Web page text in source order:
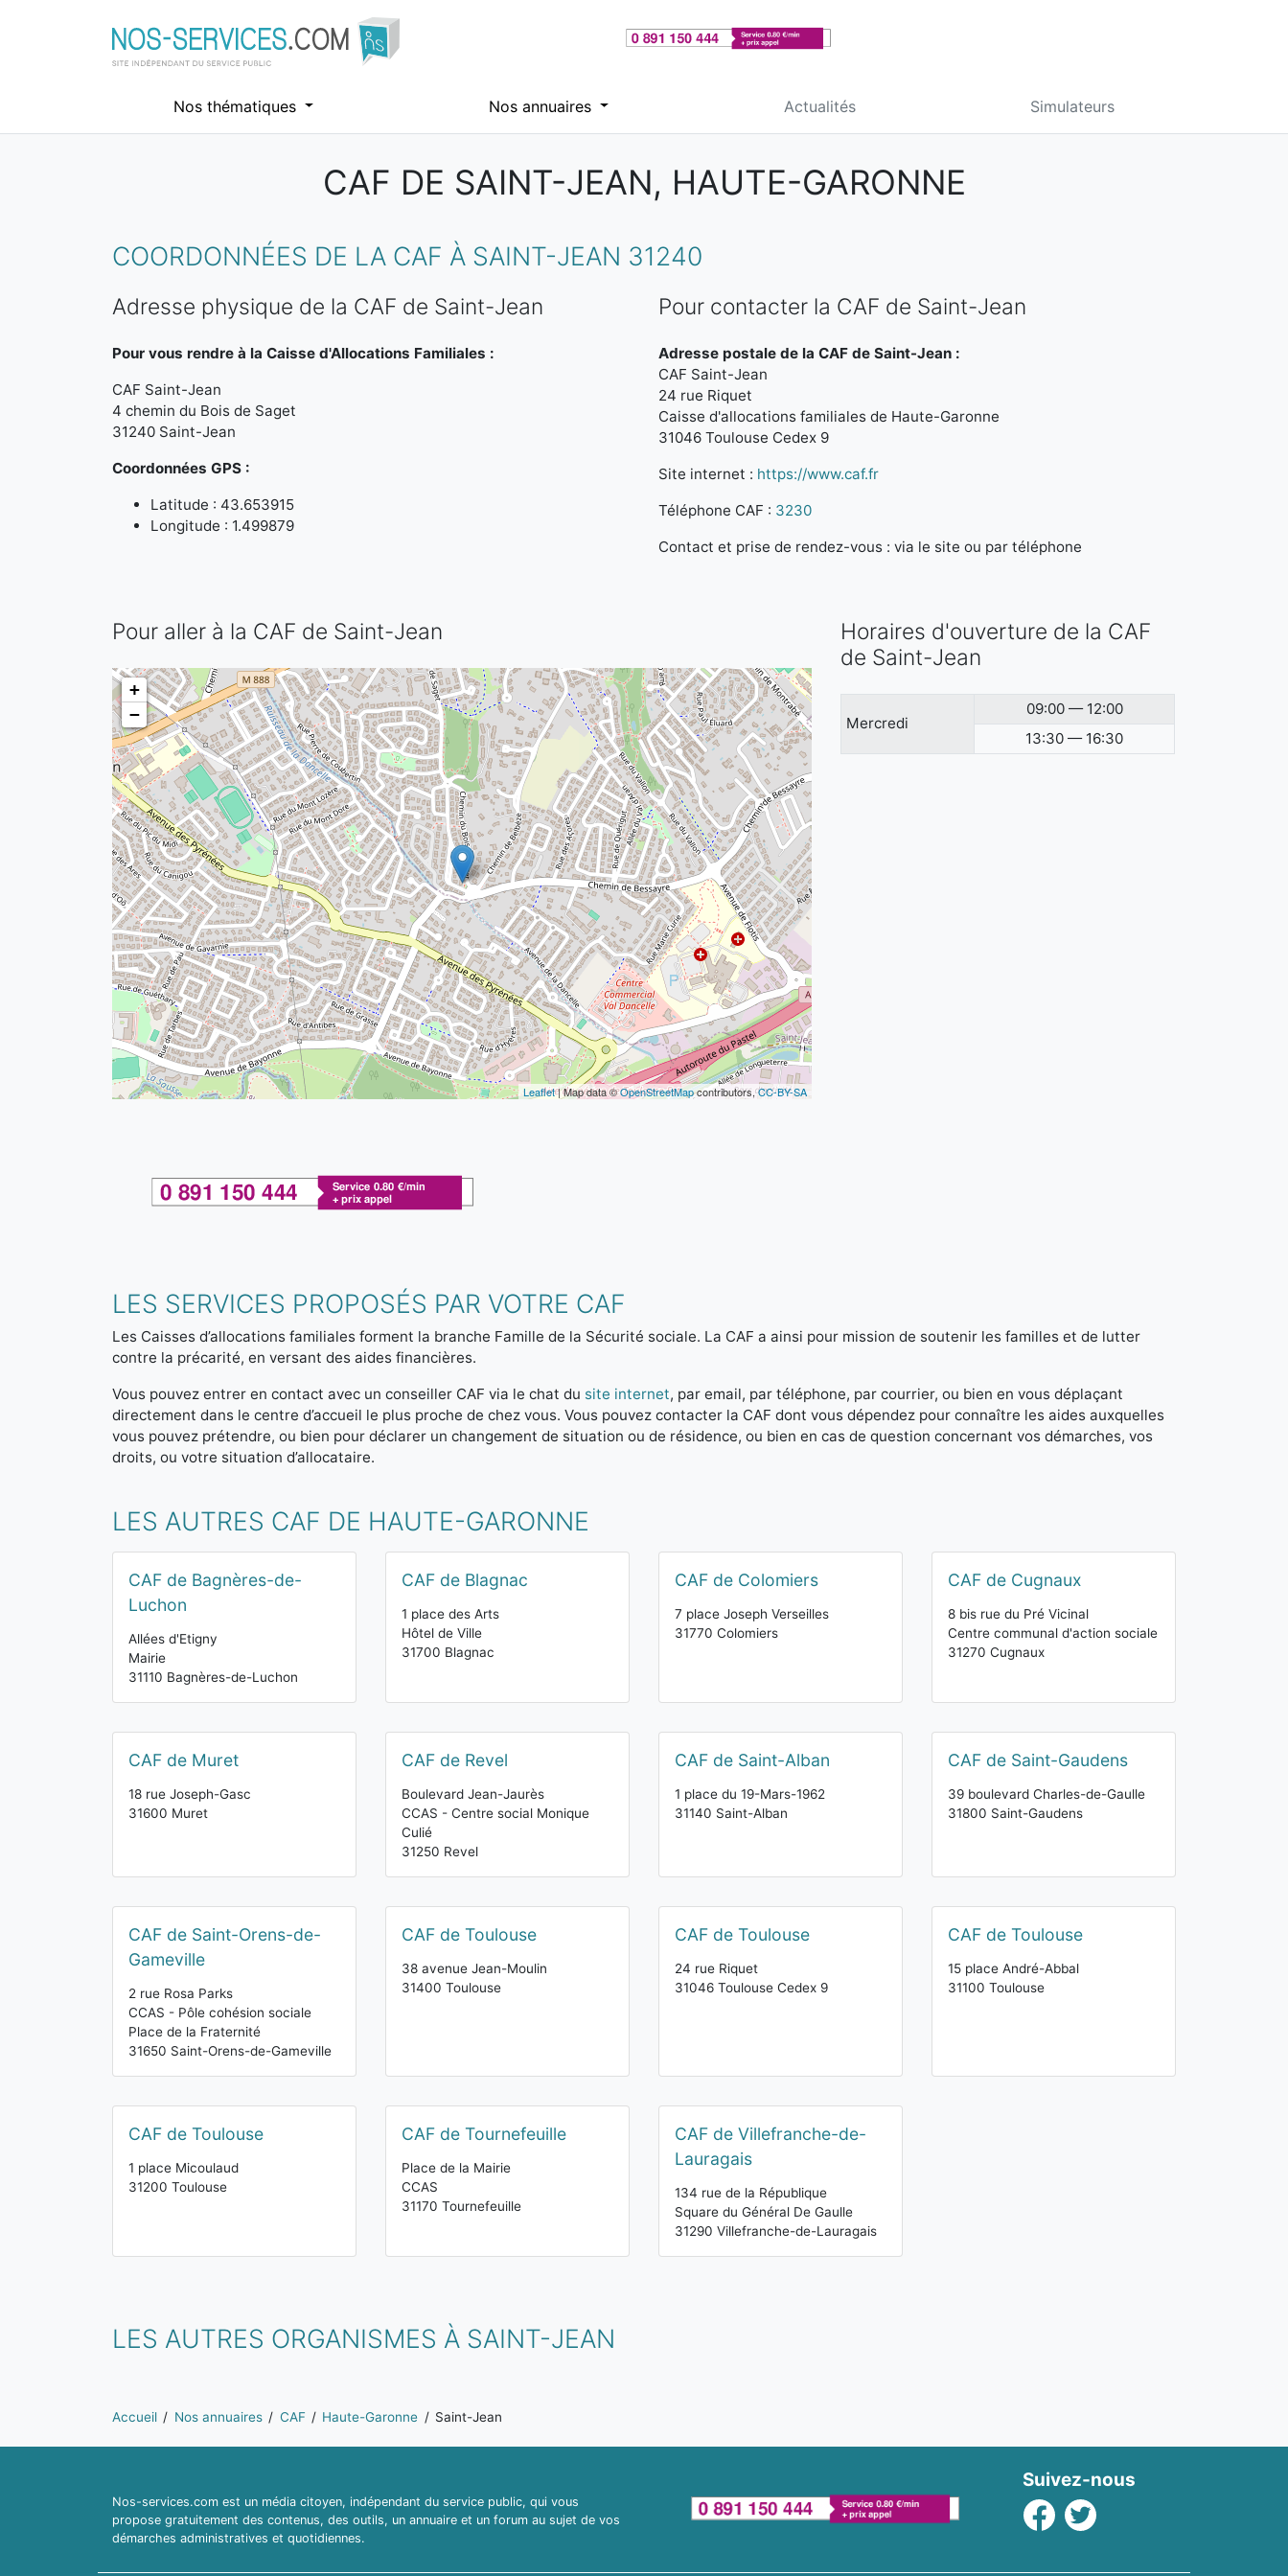
Nos thématiques Nos annuaires Actualités Simulateurs
CAF DE SAINT-JEAN, HAUTE-GARONNE
COORDONNÉES DE LA CAF À SAINT-JEAN 31240
Adresse physique de la CAF de Saint-Jean
Pour vous rendre à la Caisse d'Allocations Familiales :
CAF Saint-Jean
4 chemin du Bois de Saget
31240 Saint-Jean
Coordonnées GPS :
Latitude : 43.653915
Longitude : 1.499879
Pour contacter la CAF de Saint-Jean
Adresse postale de la CAF de Saint-Jean :
CAF Saint-Jean
24 rue Riquet
Caisse d'allocations familiales de Haute-Garonne
31046 Toulouse Cedex 9
Site internet : https://www.caf.fr
Téléphone CAF : 3230
Contact et prise de rendez-vous : via le site ou par téléphone
Pour aller à la CAF de Saint-Jean
+
−
Leaflet| Map data ©OpenStreetMapcontributors,CC-BY-SA
Horaires d'ouverture de la CAF
de Saint-Jean
Mercredi
09:00 — 12:00
13:30 — 16:30
LES SERVICES PROPOSÉS PAR VOTRE CAF
Les Caisses d’allocations familiales forment la branche Famille de la Sécurité sociale. La CAF a ainsi pour mission de soutenir les familles et de lutter
contre la précarité, en versant des aides financières.
Vous pouvez entrer en contact avec un conseiller CAF via le chat du site internet, par email, par téléphone, par courrier, ou bien en vous déplaçant
directement dans le centre d’accueil le plus proche de chez vous. Vous pouvez contacter la CAF dont vous dépendez pour connaître les aides auxquelles
vous pouvez prétendre, ou bien pour déclarer un changement de situation ou de résidence, ou bien en cas de question concernant vos démarches, vos
droits, ou votre situation d’allocataire.
LES AUTRES CAF DE HAUTE-GARONNE
CAF de Bagnères-de-
Luchon
Allées d'Etigny
Mairie
31110 Bagnères-de-Luchon
CAF de Blagnac
1 place des Arts
Hôtel de Ville
31700 Blagnac
CAF de Colomiers
7 place Joseph Verseilles
31770 Colomiers
CAF de Cugnaux
8 bis rue du Pré Vicinal
Centre communal d'action sociale
31270 Cugnaux
CAF de Muret
18 rue Joseph-Gasc
31600 Muret
CAF de Revel
Boulevard Jean-Jaurès
CCAS - Centre social Monique
Culié
31250 Revel
CAF de Saint-Alban
1 place du 19-Mars-1962
31140 Saint-Alban
CAF de Saint-Gaudens
39 boulevard Charles-de-Gaulle
31800 Saint-Gaudens
CAF de Saint-Orens-de-
Gameville
2 rue Rosa Parks
CCAS - Pôle cohésion sociale
Place de la Fraternité
31650 Saint-Orens-de-Gameville
CAF de Toulouse
38 avenue Jean-Moulin
31400 Toulouse
CAF de Toulouse
24 rue Riquet
31046 Toulouse Cedex 9
CAF de Toulouse
15 place André-Abbal
31100 Toulouse
CAF de Toulouse
1 place Micoulaud
31200 Toulouse
CAF de Tournefeuille
Place de la Mairie
CCAS
31170 Tournefeuille
CAF de Villefranche-de-
Lauragais
134 rue de la République
Square du Général De Gaulle
31290 Villefranche-de-Lauragais
LES AUTRES ORGANISMES À SAINT-JEAN
Vous êtes ici:
Accueil Nos annuaires CAF Haute-Garonne Saint-Jean
Nos-services.com est un média citoyen, indépendant du service public, qui vous
propose gratuitement des contenus, des outils, un annuaire et un forum au sujet de vos
démarches administratives et quotidiennes.
Suivez-nous
Facebook
Twitter